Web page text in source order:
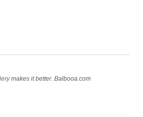
makes it better. Balbooa.com